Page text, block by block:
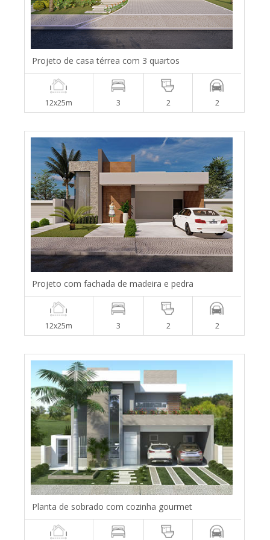
Projeto de casa térrea com 3 quartos
12x25m 3 2 2
Projeto com fachada de madeira e pedra
12x25m 3 2 2
Planta de sobrado com cozinha gourmet